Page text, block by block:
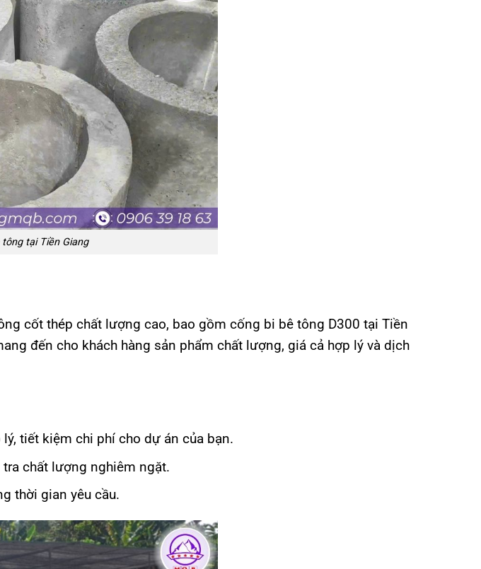
tại Tiền Giang
cốt thép chất lượng cao, bao gồm cống bi bê tông D300 tại Tiền
đến cho khách hàng sản phẩm chất lượng, giá cả hợp lý và dịch
tiết kiệm chi phí cho dự án của bạn.
chất lượng nghiêm ngặt.
thời gian yêu cầu.